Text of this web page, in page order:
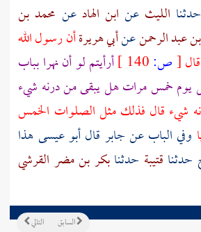
حدثنا الليث عن ابن الهادعن محمد بن
عبد الرحمنعنأبي هريرةأن رسول الله
[ص:
أرأيتم لو أن نهرا بباب
يوم خمس مرات هل يبقى من درنه شيء
شيء قال فذلك مثل الصلوات الخمس
وفي الباب عن جابر قال أبو عيسى هذا
قتيبة حدثنابكر بن مضر القرشي
التالي السابق